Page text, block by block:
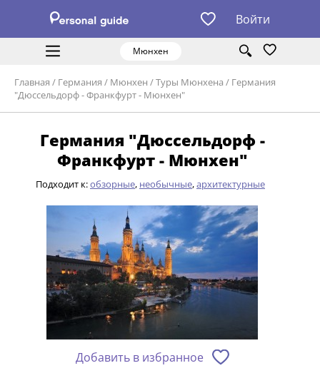
Войти
Мюнхен
Главная / Германия / Мюнхен /Туры Мюнхена / Германия
"Дюссельдорф - Франкфурт - Мюнхен"
Германия "Дюссельдорф -
Франкфурт - Мюнхен"
Подходит к:обзорные, необычные,архитектурные
Добавить в избранное